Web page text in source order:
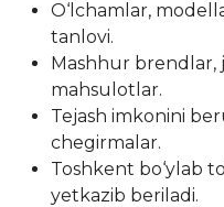
O‘lchamlar,
tanlovi.
Mashhur brendlar,
mahsulotlar.
Tejash imkonini
chegirmalar.
Toshkent bo‘ylab
yetkazib beriladi.